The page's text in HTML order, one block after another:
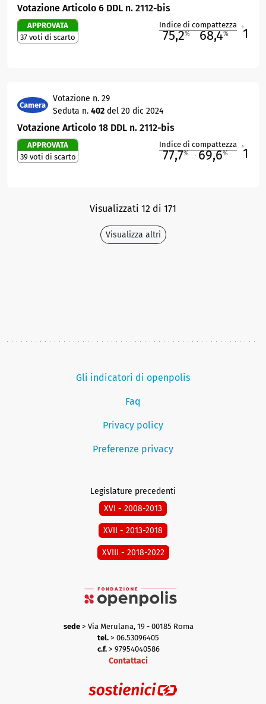
Votazione Articolo 6 DDL n. 2112-bis
APPROVATA
37 voti di scarto
Indice di compattezza
75,2% 68,4% 1
Camera
Votazione n. 29
Seduta n. 402 del 20 dic 2024
Votazione Articolo 18 DDL n. 2112-bis
APPROVATA
39 voti di scarto
Indice di compattezza
77,7% 69,6% 1
Visualizzati 12 di 171
Visualizza altri
Gli indicatori di openpolis
Faq
Privacy policy
Preferenze privacy
Legislature precedenti
XVI - 2008-2013
XVII - 2013-2018
XVIII - 2018-2022
sede> Via Merulana, 19 - 00185 Roma
tel. > 06.53096405
c.f.> 97954040586
Contattaci